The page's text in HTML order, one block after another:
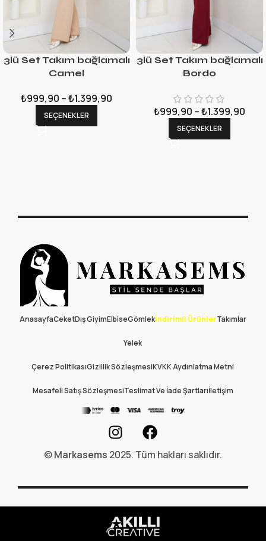
3lü Set Takım bağlamalı
Camel
₺999,90 –₺1.399,90
SEÇENEKLER
3lü Set Takım bağlamalı
Bordo
₺999,90 –₺1.399,90
SEÇENEKLER
AnasayfaCeketDış GiyimElbiseGömlekİndirimli ÜrünlerTakımlar
Yelek
Çerez PolitikasıGizlilik SözleşmesiKVKK Aydınlatma Metni
Mesafeli Satış SözleşmesiTeslimat Ve İade Şartlarıİletişim
©Markasems 2025. Tüm hakları saklıdır.